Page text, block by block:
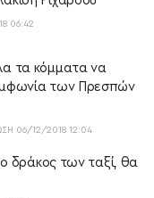
06:42
τα κόμματα να
των Πρεσπών
06/12/2018 12:04
δράκος των ταξί, θα